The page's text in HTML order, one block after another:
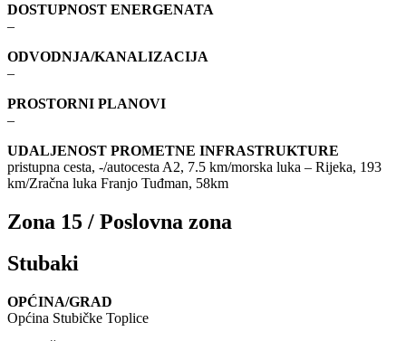
DOSTUPNOST ENERGENATA
–
ODVODNJA/KANALIZACIJA
–
PROSTORNI PLANOVI
–
UDALJENOST PROMETNE INFRASTRUKTURE
pristupna cesta, -/autocesta A2, 7.5 km/morska luka – Rijeka, 193
km/Zračna luka Franjo Tuđman, 58km
Zona 15 / Poslovna zona
Stubaki
OPĆINA/GRAD
Općina Stubičke Toplice